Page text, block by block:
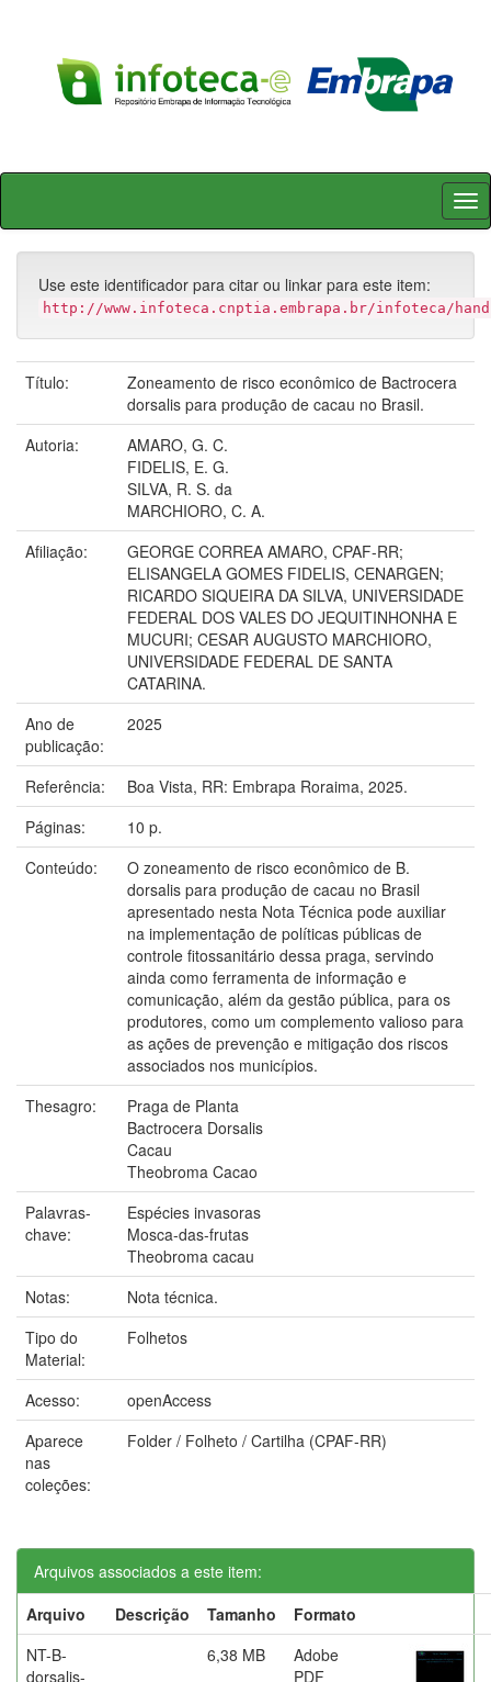
Skip
Use este identificador para citar ou linkar para este item:
http://www.infoteca.cnptia.embrapa.br/infoteca/
Título:
Zoneamento de risco econômico de Bactrocera
dorsalis para produção de cacau no Brasil.
Autoria:
AMARO, G. C.
FIDELIS, E. G.
SILVA, R. S. da
MARCHIORO, C. A.
Afiliação:
GEORGE CORREA AMARO, CPAF-RR;
ELISANGELA GOMES FIDELIS, CENARGEN;
RICARDO SIQUEIRA DA SILVA, UNIVERSIDADE
FEDERAL DOS VALES DO JEQUITINHONHA E
MUCURI; CESAR AUGUSTO MARCHIORO,
UNIVERSIDADE FEDERAL DE SANTA
CATARINA.
Ano de
publicação:
2025
Referência:
Boa Vista, RR: Embrapa Roraima, 2025.
Páginas:
10 p.
Conteúdo:
O zoneamento de risco econômico de B.
dorsalis para produção de cacau no Brasil
apresentado nesta Nota Técnica pode auxiliar
na implementação de políticas públicas de
controle fitossanitário dessa praga, servindo
ainda como ferramenta de informação e
comunicação, além da gestão pública, para os
produtores, como um complemento valioso para
as ações de prevenção e mitigação dos riscos
associados nos municípios.
Thesagro:
Praga de Planta
Bactrocera Dorsalis
Cacau
Theobroma Cacao
Palavras-
chave:
Espécies invasoras
Mosca-das-frutas
Theobroma cacau
Notas:
Nota técnica.
Tipo do
Material:
Folhetos
Acesso:
openAccess
Aparece
nas
coleções:
Folder / Folheto / Cartilha (CPAF-RR)
Arquivos associados a este item:
Arquivo
Descrição Tamanho
Formato
NT-B-
dorsalis-
6,38 MB
Adobe
PDF